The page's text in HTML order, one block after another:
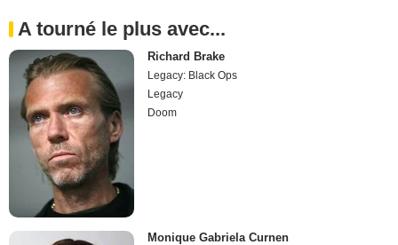
A tourné le plus avec...
Richard Brake
Legacy: Black Ops
Legacy
Doom
Monique Gabriela Curnen